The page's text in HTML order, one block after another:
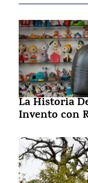
La Historia
Invento con